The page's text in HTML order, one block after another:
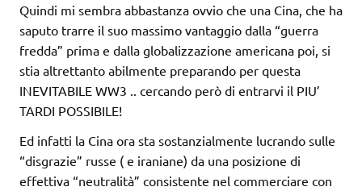
Quindi mi sembra abbastanza ovvio che una Cina, che ha
saputo trarre il suo massimo vantaggio dalla “guerra
fredda” prima e dalla globalizzazione americana poi, si
stia altrettanto abilmente preparando per questa
INEVITABILE WW3 .. cercando però di entrarvi il PIU’
TARDI POSSIBILE!
Ed infatti la Cina ora sta sostanzialmente lucrando sulle
“disgrazie” russe ( e iraniane) da una posizione di
effettiva “neutralità” consistente nel commerciare con